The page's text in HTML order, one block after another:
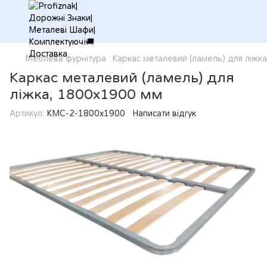
Меблева фурнітура Каркас металевий (ламель) для
Каркас металевий (ламель) для
ліжка, 1800х1900 мм
Артикул: КМС-2-1800х1900 Написати відгук